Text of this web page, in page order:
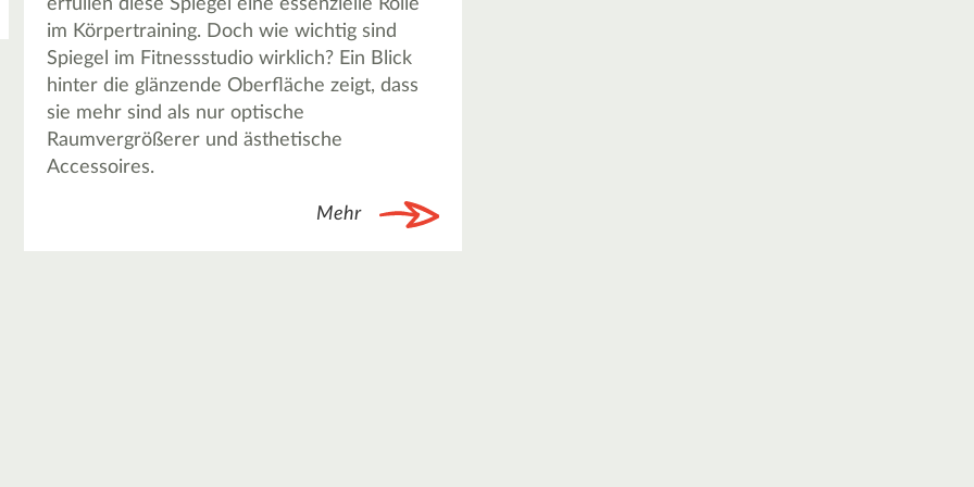
erfüllen diese Spiegel eine essenzielle Rolle
im Körpertraining. Doch wie wichtig sind
Spiegel im Fitnessstudio wirklich? Ein Blick
hinter die glänzende Oberfläche zeigt, dass
sie mehr sind als nur optische
Raumvergrößerer und ästhetische
Accessoires.
Mehr